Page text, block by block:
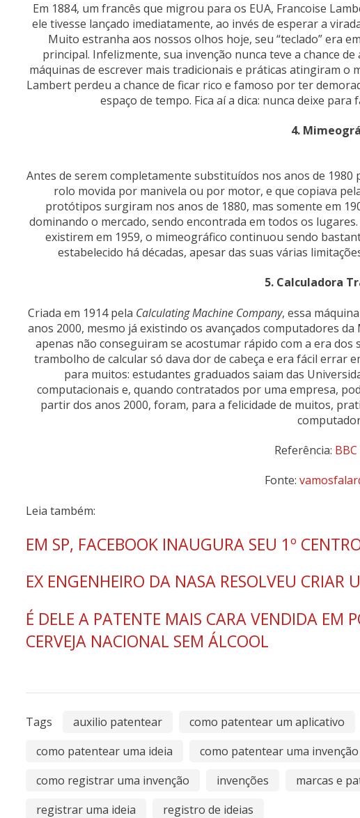
Em 1884, um francês que migrou para os EUA, Francoise
ele tivesse lançado imediatamente, ao invés de esperar a
Muito estranha aos nossos olhos hoje, seu “teclado” era
principal. Infelizmente, sua invenção nunca teve a chance
máquinas de escrever mais tradicionais e práticas atingiram o
Lambert perdeu a chance de ficar rico e famoso por ter
espaço de tempo. Fica aí a dica: nunca deixe
4.
Antes de serem completamente substituídos nos anos de
rolo movida por manivela ou por motor, e que copiava
protótipos surgiram nos anos de 1880, mas somente em
dominando o mercado, sendo encontrada em todos os
existirem em 1959, o mimeográfico continuou sendo
estabelecido há décadas, apesar das suas várias
5. Calculadora
Criada em 1914 pela Calculating Machine Company, essa
anos 2000, mesmo já existindo os avançados computadores
apenas não conseguiram se acostumar rápido com a era dos
trambolho de calcular só dava dor de cabeça e era fácil errar
para muitos: estudantes graduados saiam das
computacionais e, quando contratados por uma empresa,
partir dos anos 2000, foram, para a felicidade de muitos,
Referência:
Fonte:
Leia também:
EM SP, FACEBOOK INAUGURA SEU 1º
EX ENGENHEIRO DA NASA RESOLVEU CRIAR
É DELE A PATENTE MAIS CARA VENDIDA EM
CERVEJA NACIONAL SEM ÁLCOOL
Tags auxilio patentear como patentear um aplicativo
como patentear uma ideia
como patentear uma invenção
como registrar uma invenção
invenções marcas e
registrar uma ideia
registro de ideias